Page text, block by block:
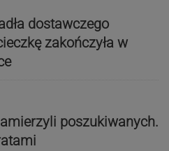
dostawczego
zakończyła w
poszukiwanych.